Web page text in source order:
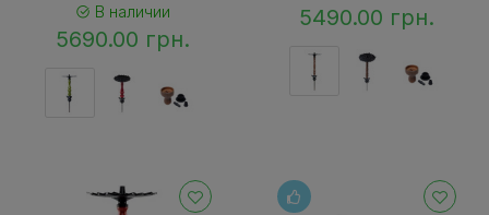
В наличии
5690.00 грн.
5490.00 грн.